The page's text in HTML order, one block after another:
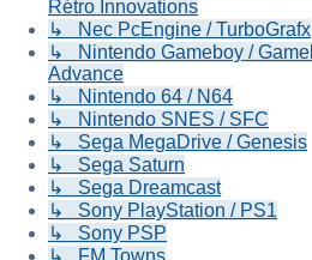
Rétro Innovations
↳ Nec PcEngine / TurboGrafx
↳ Nintendo Gameboy /
Advance
↳ Nintendo 64 / N64
↳ Nintendo SNES / SFC
↳ Sega MegaDrive / Genesis
↳ Sega Saturn
↳ Sega Dreamcast
↳ Sony PlayStation / PS1
↳ Sony PSP